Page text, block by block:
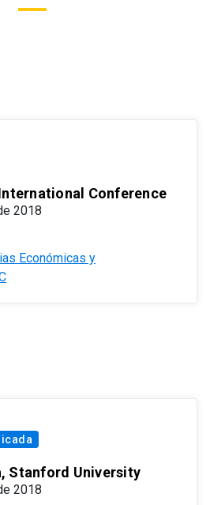
Conference
2018
Económicas y
Stanford University
2018